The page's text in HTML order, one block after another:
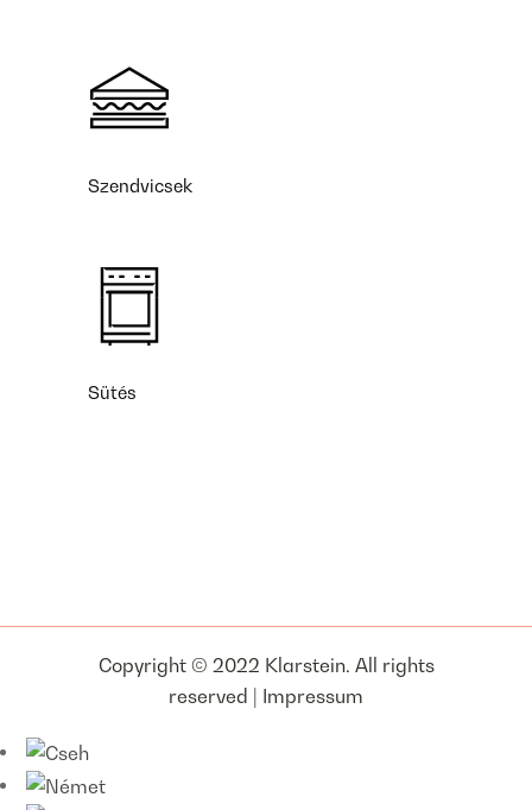
Szendvicsek
Sütés
Copyright © 2022 Klarstein. All rights
reserved | Impressum